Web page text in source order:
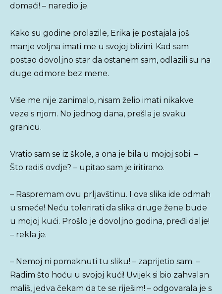
domaći! – naredio je.
Kako su godine prolazile, Erika je postajala još
manje voljna imati me u svojoj blizini. Kad sam
postao dovoljno star da ostanem sam, odlazili su na
duge odmore bez mene.
Više me nije zanimalo, nisam želio imati nikakve
veze s njom. No jednog dana, prešla je svaku
granicu.
Vratio sam se iz škole, a ona je bila u mojoj sobi. –
Što radiš ovdje? – upitao sam je iritirano.
– Raspremam ovu prljavštinu. I ova slika ide odmah
u smeće! Neću tolerirati da slika druge žene bude
u mojoj kući. Prošlo je dovoljno godina, pređi dalje!
– rekla je.
– Nemoj ni pomaknuti tu sliku! – zaprijetio sam. –
Radim što hoću u svojoj kući! Uvijek si bio zahvalan
mališ, jedva čekam da te se riješim! – odgovarala je s